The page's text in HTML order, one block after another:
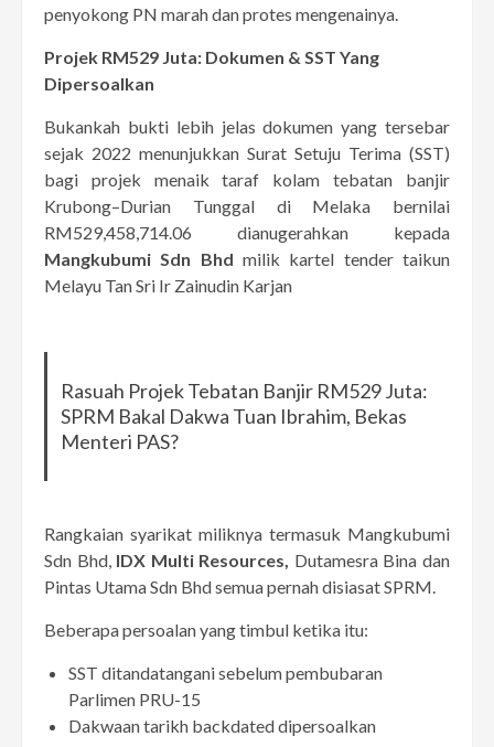
penyokong PN marah dan protes mengenainya.
Projek RM529 Juta: Dokumen & SST Yang
Dipersoalkan
Bukankah bukti lebih jelas dokumen yang tersebar
sejak 2022 menunjukkan Surat Setuju Terima (SST)
bagi projek menaik taraf kolam tebatan banjir
Krubong–Durian Tunggal di Melaka bernilai
RM529,458,714.06 dianugerahkan kepada
Mangkubumi Sdn Bhd milik kartel tender taikun
Melayu Tan Sri Ir Zainudin Karjan
Rasuah Projek Tebatan Banjir RM529 Juta:
SPRM Bakal Dakwa Tuan Ibrahim, Bekas
Menteri PAS?
Rangkaian syarikat miliknya termasuk Mangkubumi
Sdn Bhd, IDX Multi Resources, Dutamesra Bina dan
Pintas Utama Sdn Bhd semua pernah disiasat SPRM.
Beberapa persoalan yang timbul ketika itu:
SST ditandatangani sebelum pembubaran
Parlimen PRU-15
Dakwaan tarikh backdated dipersoalkan